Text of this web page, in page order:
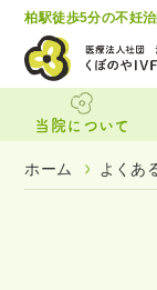
柏駅徒歩5分の不妊
当院について
ホーム よくあ